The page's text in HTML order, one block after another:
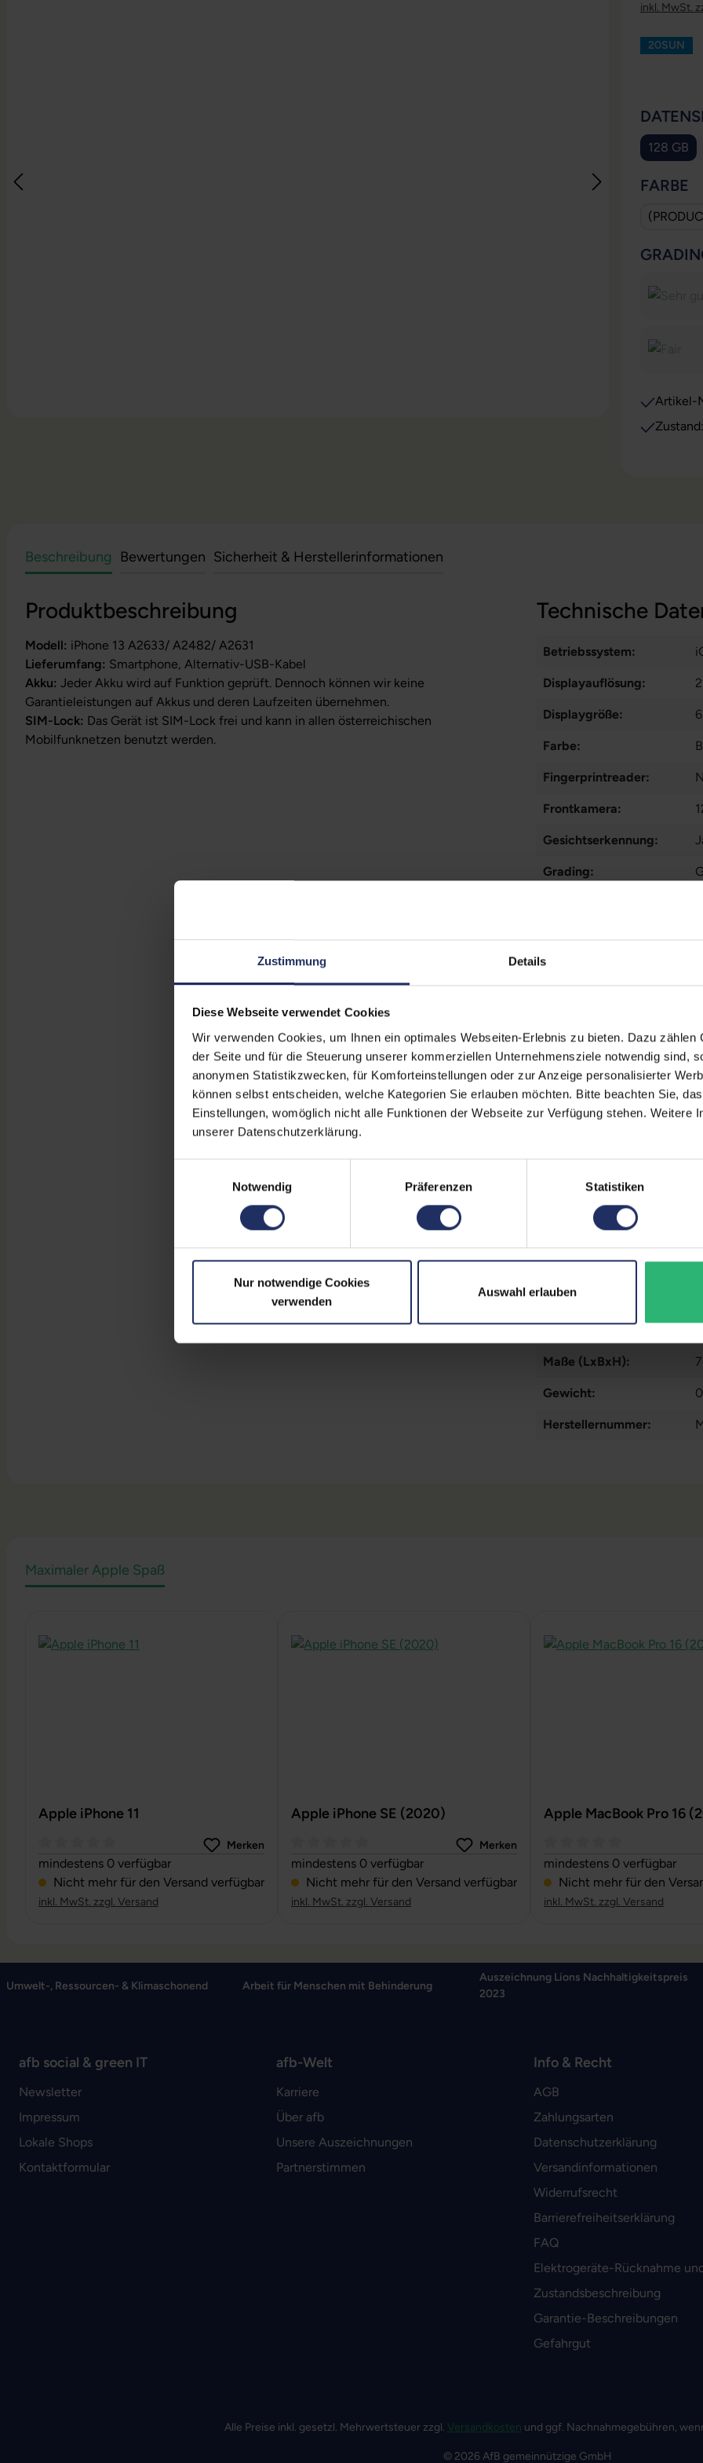
Zustimmung Details
Diese Webseite verwendet Cookies
Wir verwenden Cookies, um Ihnen ein optimales Webseiten-Erlebnis zu bieten. Dazu zählen
der Seite und für die Steuerung unserer kommerziellen Unternehmensziele notwendig sind,
anonymen Statistikzwecken, für Komforteinstellungen oder zur Anzeige personalisierter
können selbst entscheiden, welche Kategorien Sie erlauben möchten. Bitte beachten Sie,
Einstellungen, womöglich nicht alle Funktionen der Webseite zur Verfügung stehen. Weitere
unserer Datenschutzerklärung.
Notwendig
Präferenzen Statistiken
Nur notwendige Cookies
verwenden
Auswahl erlauben
inkl. MwSt.
20SUN
128 GB
FARBE
Artikel-
Beschreibung Bewertungen Sicherheit & Herstellerinformationen
Produktbeschreibung
Modell: iPhone 13 A2633/ A2482/ A2631
Lieferumfang: Smartphone, Alternativ-USB-Kabel
Akku: Jeder Akku wird auf Funktion geprüft. Dennoch können wir keine
Garantieleistungen auf Akkus und deren Laufzeiten übernehmen.
SIM-Lock: Das Gerät ist SIM-Lock frei und kann in allen österreichischen
Mobilfunknetzen benutzt werden.
Technische
Betriebssystem:
Displayauflösung:
Displaygröße:
Farbe:
Fingerprintreader:
Frontkamera:
Gesichtserkennung:
Grading:
Mobilfunk:
Pixeldichte:
Prozessorkerne: 6
Rückkamera:
Datenspeicher:
Partnerprogramm:
Arbeitsspeicher:
Prozessor:
GTIN/EAN:
Maße (LxBxH):
Gewicht:
Herstellernummer:
Maximaler Apple Spaß
Apple iPhone 11
Durchschnittliche Bewertung von 0 von 5 Sternen
Merken
mindestens 0 verfügbar
Nicht mehr für den Versand verfügbar
inkl. MwSt. zzgl. Versand
Apple iPhone SE (2020)
Durchschnittliche Bewertung von 0 von 5 Sternen
Merken
mindestens 0 verfügbar
Nicht mehr für den Versand verfügbar
inkl. MwSt. zzgl. Versand
Apple MacBook Pro 16
Durchschnittliche
mindestens 0 verfügbar
Nicht mehr für den
inkl. MwSt. zzgl. Versand
Umwelt-, Ressourcen- & Klimaschonend Arbeit für Menschen mit Behinderung
Auszeichnung Lions Nachhaltigkeitspreis
2023
afb social & green IT
Newsletter
Impressum
Lokale Shops
Kontaktformular
afb-Welt
Karriere
Über afb
Unsere Auszeichnungen
Partnerstimmen
Info & Recht
AGB
Zahlungsarten
Datenschutzerklärung
Versandinformationen
Widerrufsrecht
Barrierefreiheitserklärung
FAQ
Elektrogeräte-Rücknahme
Zustandsbeschreibung
Garantie-Beschreibungen
Gefahrgut
Alle Preise inkl. gesetzl. Mehrwertsteuer zzgl. Versandkosten und ggf. Nachnahmegebühren,
© 2026 AfB gemeinnützige GmbH